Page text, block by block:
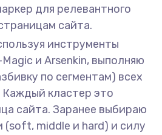
для релевантного
сайта.
инструменты
и Arsenkin, выполняю
по сегментам) всех
кластер это
сайта. Заранее выбираю
(soft, middle и hard) и силу